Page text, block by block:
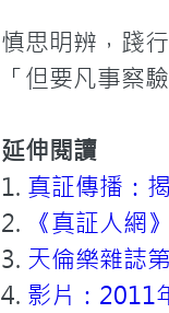
慎思明辨，踐
「但要凡事察
延伸閱讀
1. 真証傳播：
2.
《真証人網
3. 天倫樂雜誌
4. 影片：2011